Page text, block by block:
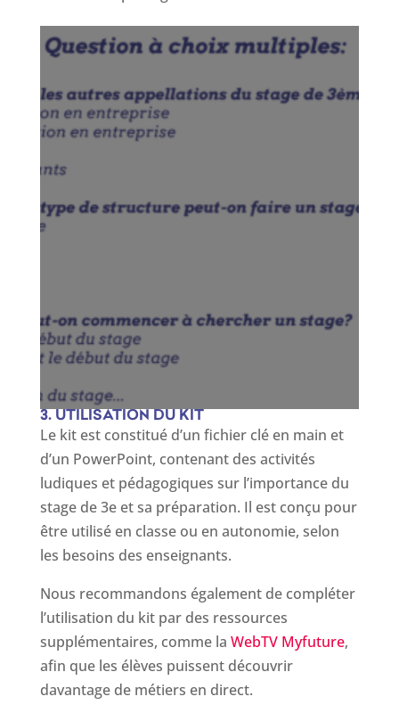
3. UTILISATION DU KIT
Le kit est constitué d’un fichier clé en main et
d’un PowerPoint, contenant des activités
ludiques et pédagogiques sur l’importance du
stage de 3e et sa préparation. Il est conçu pour
être utilisé en classe ou en autonomie, selon
les besoins des enseignants.
Nous recommandons également de compléter
l’utilisation du kit par des ressources
supplémentaires, comme la WebTV Myfuture,
afin que les élèves puissent découvrir
davantage de métiers en direct.